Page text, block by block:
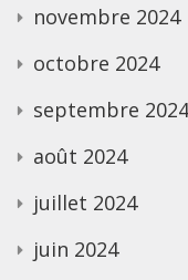
novembre 2024
octobre 2024
septembre 2024
août 2024
juillet 2024
juin 2024